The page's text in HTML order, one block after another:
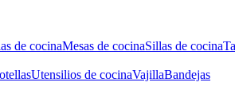
de cocinaMesas de cocinaSillas de cocina
Utensilios de cocinaVajillaBandejas